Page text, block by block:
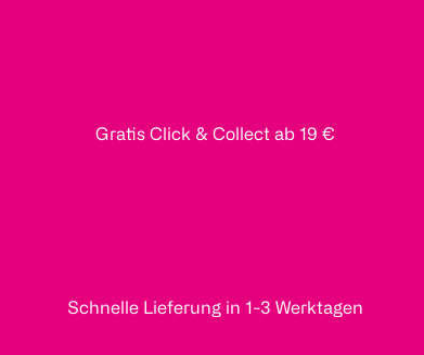
Gratis Click & Collect ab 19 €
Schnelle Lieferung in 1-3 Werktagen